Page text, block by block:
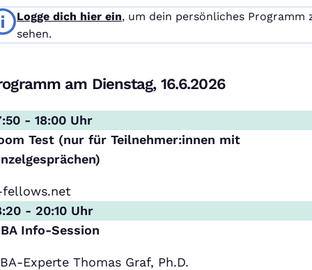
Logge dich hier ein, um dein persönliches Programm
sehen.
am Dienstag, 16.6.2026
- 18:00 Uhr
Test (nur für Teilnehmer:innen mit
- 20:10 Uhr
Info-Session
Experte Thomas Graf, Ph.D.